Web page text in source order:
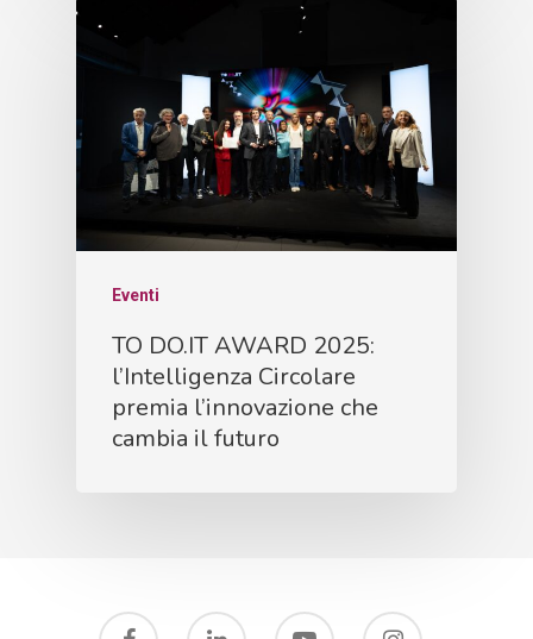
Eventi
TO DO.IT AWARD 2025:
l’Intelligenza Circolare
premia l’innovazione che
cambia il futuro